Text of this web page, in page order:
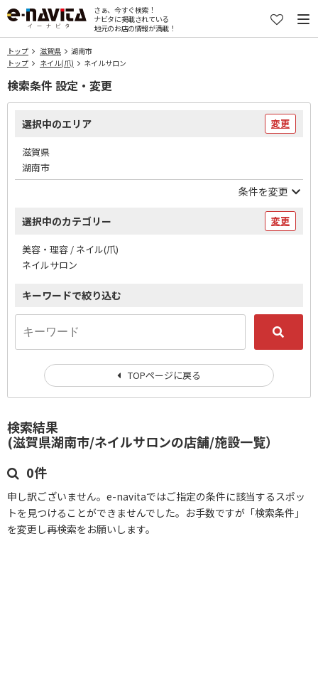
さぁ、今すぐ検索！
ナビタに掲載されている
地元のお店の情報が満載！
トップ 滋賀県
湖南市
トップ
ネイル(爪) ネイルサロン
検索結果
(滋賀県湖南市/ネイルサロンの店舗/施設一覧）
0件
申し訳ございません。e-navitaではご指定の条件に該当するスポッ
トを見つけることができませんでした。お手数ですが「検索条件」
を変更し再検索をお願いします。
検索条件 設定・変更
選択中のエリア 変更
滋賀県
湖南市
条件を変更
選択中のカテゴリー 変更
美容・理容 / ネイル(爪)
ネイルサロン
キーワードで絞り込む
TOPページに戻る